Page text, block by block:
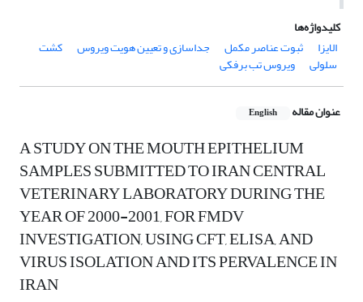
کلیدواژه‌ها
الایزا
ثبوت عناصر مکمل جداسازی و تعیین هویت ویروس کشت
سلولی ویروس تب برفکی
عنوان مقاله English
A STUDY ON THE MOUTH EPITHELIUM
SAMPLES SUBMITTED TO IRAN CENTRAL
VETERINARY LABORATORY DURING THE
YEAR OF 2000-2001, FOR FMDV
INVESTIGATION, USING CFT, ELISA, AND
VIRUS ISOLATION AND ITS PERVALENCE IN
IRAN